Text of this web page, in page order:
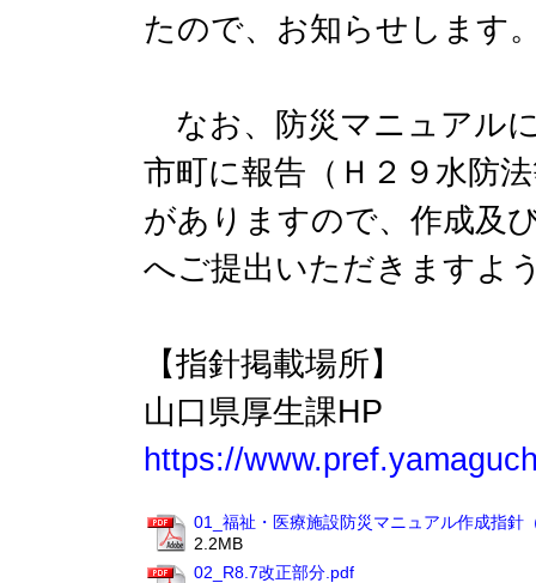
たので、お知らせします
なお、防災マニュアル
市町に報告（Ｈ２９水防
がありますので、作成及
へご提出いただきますよ
【指針掲載場所】
山口県厚生課HP
https://
01_福祉・医療施設防災マニュアル作成指針
2.2MB
02_R8.7改正部分.pdf